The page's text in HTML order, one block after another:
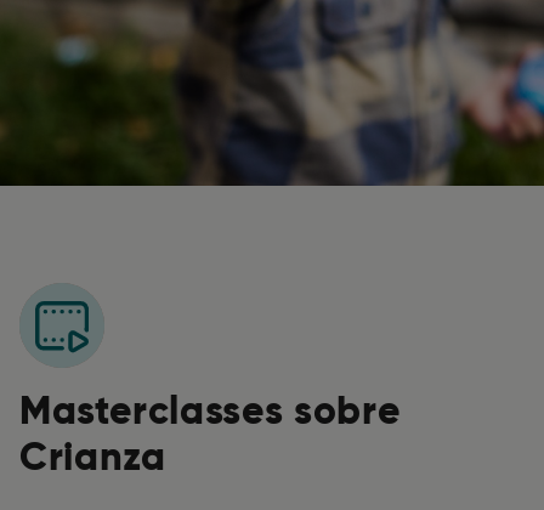
Masterclasses sobre
Crianza